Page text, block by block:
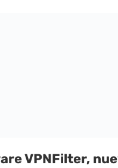
VPNFilter,